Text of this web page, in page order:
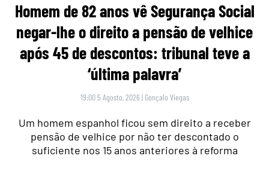
Homem de 82 anos vê Segurança Social
negar-lhe o direito a pensão de velhice
após 45 de descontos: tribunal teve a
‘última palavra’
19:00 5 Agosto, 2026 | Gonçalo Viegas
Um homem espanhol ficou sem direito a receber
pensão de velhice por não ter descontado o
suficiente nos 15 anos anteriores à reforma